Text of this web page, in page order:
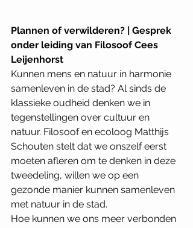
Plannen of verwilderen? | Gesprek
onder leiding van Filosoof Cees
Leijenhorst
Kunnen mens en natuur in harmonie
samenleven in de stad? Al sinds de
klassieke oudheid denken we in
tegenstellingen over cultuur en
natuur. Filosoof en ecoloog Matthijs
Schouten stelt dat we onszelf eerst
moeten afleren om te denken in deze
tweedeling, willen we op een
gezonde manier kunnen samenleven
met natuur in de stad.
Hoe kunnen we ons meer verbonden